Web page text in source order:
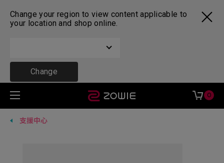
Change your region to view content applicable to
your location and shop online.
Change
0
支援中心